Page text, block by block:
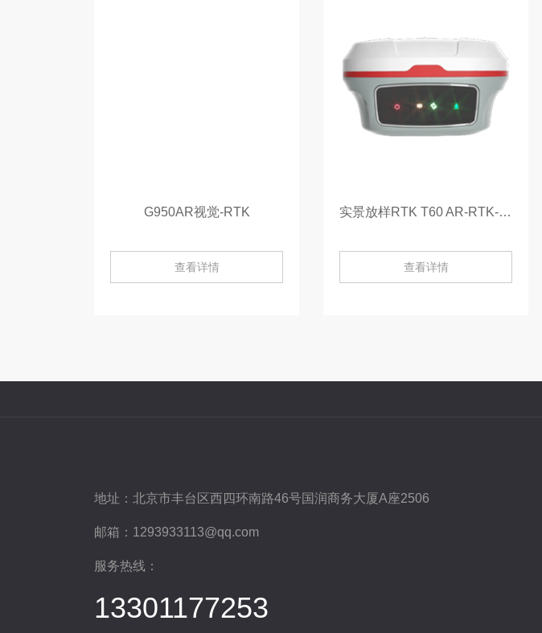
G950AR视觉-RTK
查看详情
实景放样RTK T60 AR-RTK-T60AR
查看详情
地址： 北京市丰台区西四环南路46号国润商务大厦A座2506
邮箱： 1293933113@qq.com
服务热线：
13301177253